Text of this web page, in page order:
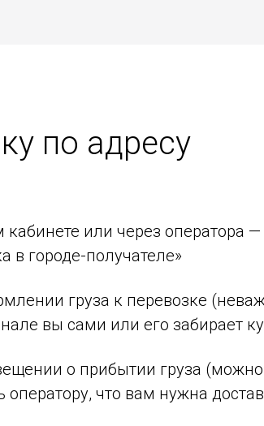
о прибытии груза (можно
оператору, что вам нужна
груза к перевозке
вы сами или его забирает
кабинете или через оператора
в городе-получателе»
по адресу